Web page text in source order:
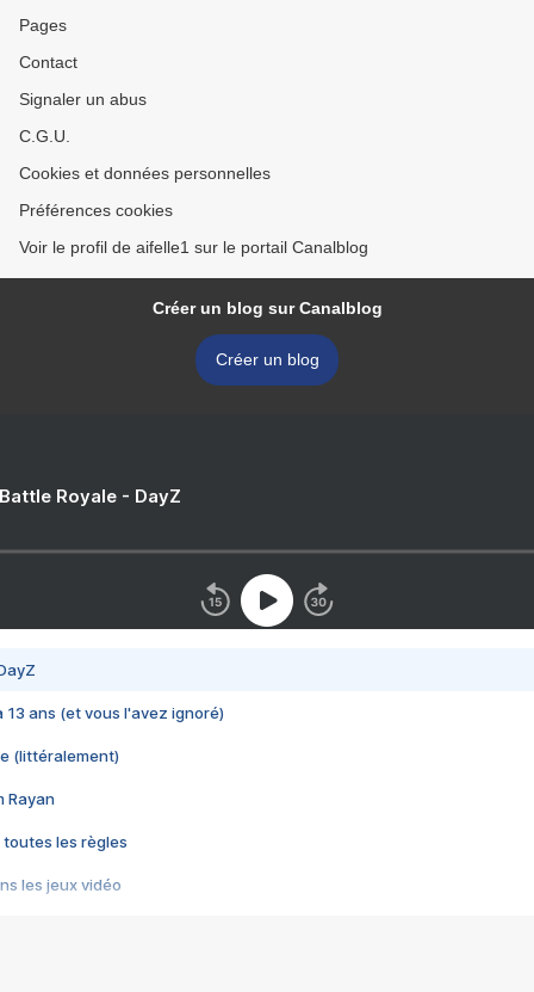
Pages
Contact
Signaler un abus
C.G.U.
Cookies et données personnelles
Préférences cookies
Voir le profil de aifelle1 sur le portail Canalblog
Créer un blog sur Canalblog
Créer un blog
Royale - DayZ
13 ans (et vous l'avez ignoré)
(littéralement)
Rayan
toutes les règles
les jeux vidéo